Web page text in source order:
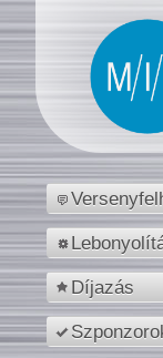
Díjazás